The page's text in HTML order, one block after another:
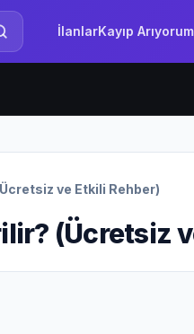
İlanlarKayıp Arıyorum
ve Etkili Rehber)
(Ücretsiz